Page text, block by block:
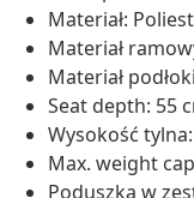
Materiał:
Materiał
Materiał
Seat depth: 55
Wysokość
Max. weight
Poduszka w